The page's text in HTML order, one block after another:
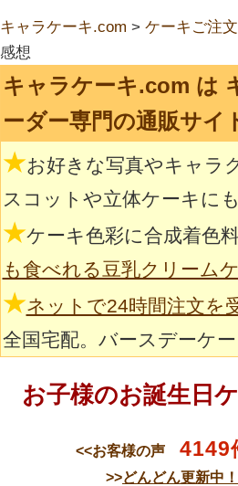
キャラケーキ.com > ケーキご注
感想
キャラケーキ.com は
ーダー専門の通販サイ
★お好きな写真やキャラ
スコットや立体ケーキに
★ケーキ色彩に合成着色
も食べれる豆乳クリーム
★ネットで24時間注文を
全国宅配。バースデーケ
お子様のお誕生日
<<お客様の声 4149
>>どんどん更新中